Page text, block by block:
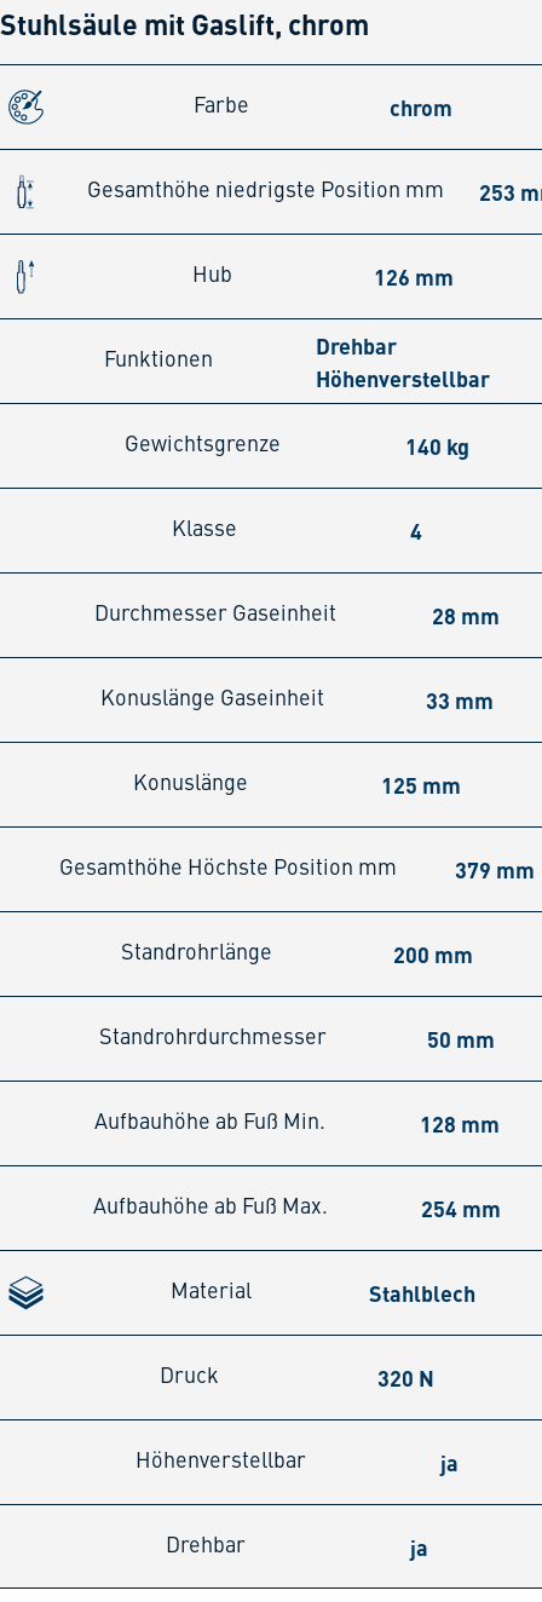
Stuhlsäule mit Gaslift, chrom
Farbe chrom
Gesamthöhe niedrigste Position mm 253
Hub 126 mm
Funktionen
Drehbar
Höhenverstellbar
Gewichtsgrenze 140 kg
Klasse 4
Durchmesser Gaseinheit 28 mm
Konuslänge Gaseinheit 33 mm
Konuslänge 125 mm
Gesamthöhe Höchste Position mm 379 mm
Standrohrlänge 200 mm
Standrohrdurchmesser 50 mm
Aufbauhöhe ab Fuß Min. 128 mm
Aufbauhöhe ab Fuß Max. 254 mm
Material Stahlblech
Druck 320 N
Höhenverstellbar ja
Drehbar ja